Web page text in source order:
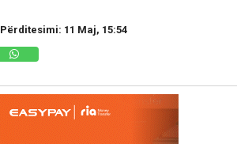
Përditesimi: 11 Maj, 15:54